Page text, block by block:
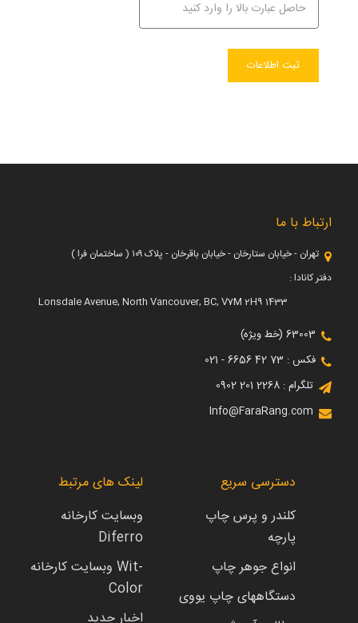
ارتباط با ما
تهران - خیابان ستارخان - خیابان باقرخان - پلاک ۱۰۹ ( ساختمان فرا )
دفتر کانادا :
1433 Lonsdale Avenue, North Vancouver, BC, V7M 2H9
63003 (خط ویژه)
فکس : 73 42 6656 - 021
تلگرام : 2268 201 0902
Info@FaraRang.com
دسترسی سریع
کلندر و پرس چاپ
پارچه
انواع جوهر چاپ
دستگاههای چاپ یووی
لینک های مرتبط
وبسایت کارخانه
Diferro
وبسایت کارخانه Wit-
Color
اخبار جدید